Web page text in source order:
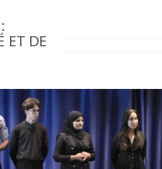
SÉLECTIONNEZ UNE CATÉGORIE
ET DE